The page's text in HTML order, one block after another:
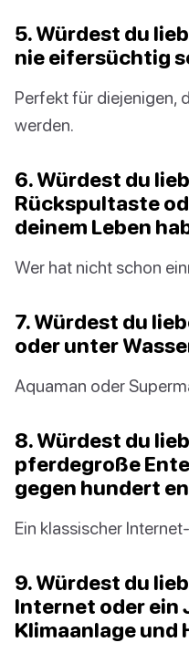
5. Würdest du
nie eifersüchtig
Perfekt für diejenigen,
werden.
6. Würdest du
Rückspultaste
deinem Leben
Wer hat nicht schon
7. Würdest du
oder unter
Aquaman oder
8. Würdest du
pferdegroße
gegen hundert
Ein klassischer
9. Würdest du
Internet oder ein
Klimaanlage und